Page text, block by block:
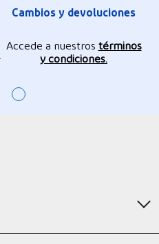
Cambios y devoluciones
Accede a nuestros términos
y condiciones.